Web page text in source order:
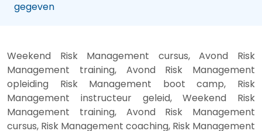
gegeven
Weekend Risk Management cursus, Avond Risk
Management training, Avond Risk Management
opleiding Risk Management boot camp, Risk
Management instructeur geleid, Weekend Risk
Management training, Avond Risk Management
cursus, Risk Management coaching, Risk Management